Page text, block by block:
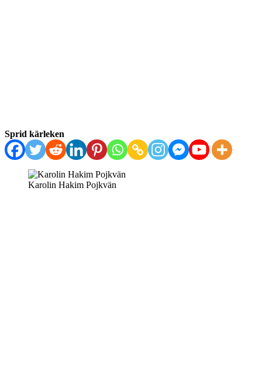
Sprid kärleken
Karolin Hakim Pojkvän